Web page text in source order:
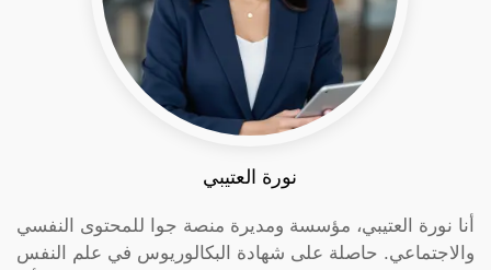
نورة العتيبي
أنا نورة العتيبي، مؤسسة ومديرة منصة جوا للمحتوى النفسي
والاجتماعي. حاصلة على شهادة البكالوريوس في علم النفس